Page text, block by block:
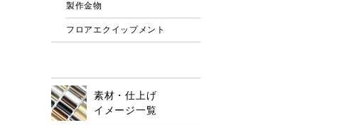
製作金物
フロアエクイップメント
素材・仕上げ
イメージ一覧